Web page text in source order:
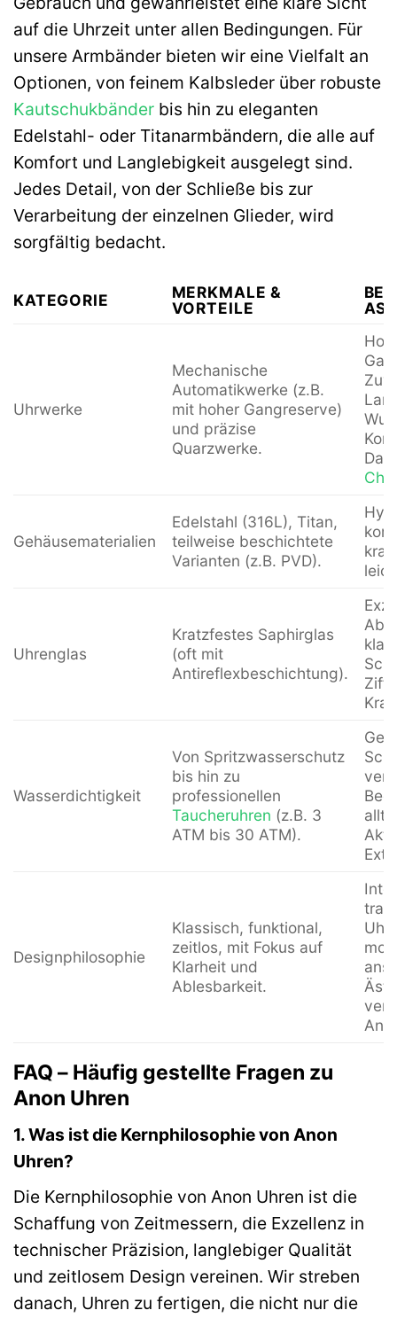
auf die Uhrzeit unter allen Bedingungen. Für
unsere Armbänder bieten wir eine Vielfalt an
Optionen, von feinem Kalbsleder über robuste
Kautschukbänder bis hin zu eleganten
Edelstahl- oder Titanarmbändern, die alle auf
Komfort und Langlebigkeit ausgelegt sind.
Jedes Detail, von der Schließe bis zur
Verarbeitung der einzelnen Glieder, wird
sorgfältig bedacht.
KATEGORIE
MERKMALE &
VORTEILE
Uhrwerke
Mechanische
Automatikwerke (z.B.
mit hoher Gangreserve)
und präzise
Quarzwerke.
Gehäusematerialien
Edelstahl (316L), Titan,
teilweise beschichtete
Varianten (z.B. PVD).
Uhrenglas
Kratzfestes Saphirglas
(oft mit
Antireflexbeschichtung).
Wasserdichtigkeit
Von Spritzwasserschutz
bis hin zu
professionellen
Taucheruhren (z.B. 3
ATM bis 30 ATM).
Designphilosophie
Klassisch, funktional,
zeitlos, mit Fokus auf
Klarheit und
Ablesbarkeit.
FAQ – Häufig gestellte Fragen zu
Anon Uhren
1. Was ist die Kernphilosophie von Anon
Uhren?
Die Kernphilosophie von Anon Uhren ist die
Schaffung von Zeitmessern, die Exzellenz in
technischer Präzision, langlebiger Qualität
und zeitlosem Design vereinen. Wir streben
danach, Uhren zu fertigen, die nicht nur die